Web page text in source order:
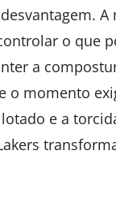
A
o que
a
o momento
e a